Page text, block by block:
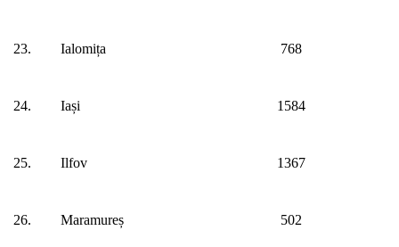
23. Ialomița 768
24. Iași 1584
25. Ilfov 1367
26. Maramureș 502